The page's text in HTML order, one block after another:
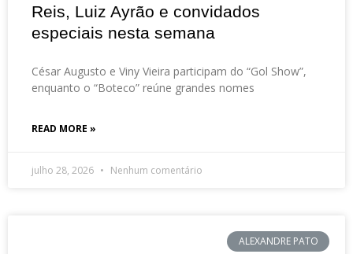
Reis, Luiz Ayrão e convidados
especiais nesta semana
César Augusto e Viny Vieira participam do “Gol Show”,
enquanto o “Boteco” reúne grandes nomes
READ MORE »
julho 28, 2026 Nenhum comentário
ALEXANDRE PATO